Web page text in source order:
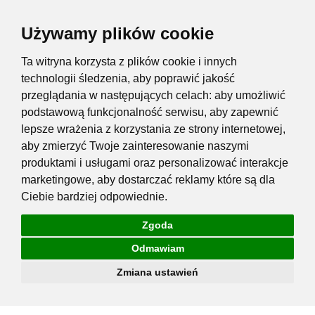
Używamy plików cookie
Ta witryna korzysta z plików cookie i innych
technologii śledzenia, aby poprawić jakość
przeglądania w następujących celach: aby umożliwić
podstawową funkcjonalność serwisu, aby zapewnić
lepsze wrażenia z korzystania ze strony internetowej,
aby zmierzyć Twoje zainteresowanie naszymi
produktami i usługami oraz personalizować interakcje
marketingowe, aby dostarczać reklamy które są dla
Ciebie bardziej odpowiednie.
Zgoda
Odmawiam
Zmiana ustawień